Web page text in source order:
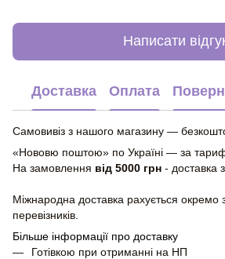
Написати
Доставка Оплата
Самовивіз з нашого магазину —
«Нововю поштою» по Україні — за
На замовлення від 5000 грн - доставка
Міжнародна доставка рахується
перевізників.
Більше інформації про доставку
Готівкою при отриманні на НП